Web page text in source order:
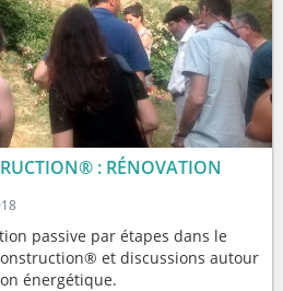
: RÉNOVATION
passive par étapes dans le
et discussions autour
énergétique.